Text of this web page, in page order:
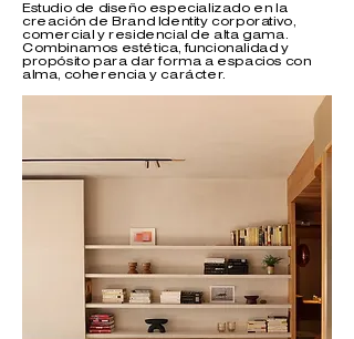
Estudio de diseño especializado en la
creación de Brand Identity corporativo,
comercial y residencial de alta gama.
Combinamos estética, funcionalidad y
propósito para dar forma a espacios con
alma, coherencia y carácter.